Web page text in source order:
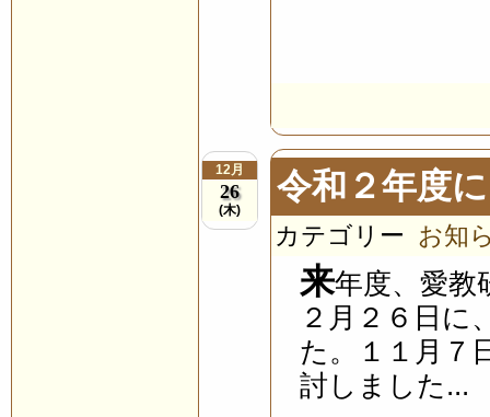
12月
26
(木)
令和２年度
カテゴリー お知
来年度、愛教
２月２６日に
た。１１月７
討しました...